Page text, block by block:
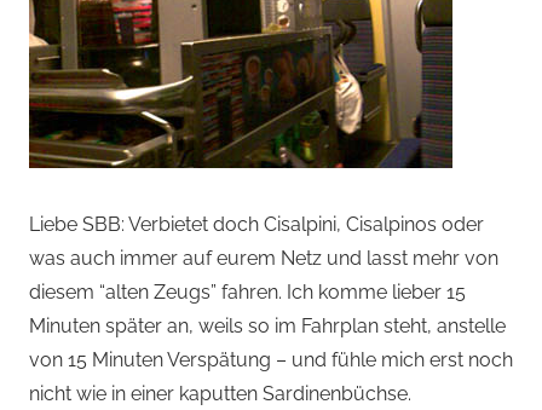
Liebe SBB: Verbietet doch Cisalpini, Cisalpinos oder
was auch immer auf eurem Netz und lasst mehr von
diesem “alten Zeugs” fahren. Ich komme lieber 15
Minuten später an, weils so im Fahrplan steht, anstelle
von 15 Minuten Verspätung – und fühle mich erst noch
nicht wie in einer kaputten Sardinenbüchse.